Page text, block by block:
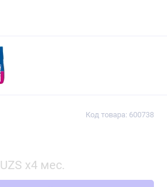
Код товара: 600738
UZS x4 мес.